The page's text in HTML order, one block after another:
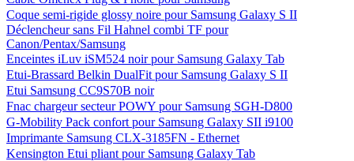
Coque semi-rigide glossy noire pour Samsung Galaxy S II
Déclencheur sans Fil Hahnel combi TF pour
Canon/Pentax/Samsung
Enceintes iLuv iSM524 noir pour Samsung Galaxy Tab
Etui-Brassard Belkin DualFit pour Samsung Galaxy S II
Etui Samsung CC9S70B noir
Fnac chargeur secteur POWY pour Samsung SGH-D800
G-Mobility Pack confort pour Samsung Galaxy SII i9100
Imprimante Samsung CLX-3185FN - Ethernet
Kensington Etui pliant pour Samsung Galaxy Tab